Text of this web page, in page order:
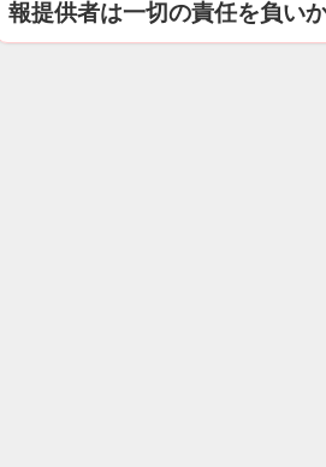
報提供者は一切の責任を負いか